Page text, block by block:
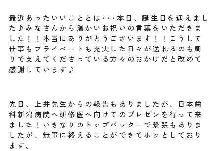
最近あったいいこととは･･･本日、誕生日を迎えまし
た♪みなさんから温かいお祝いの言葉をいただきま
した！！本当にありがとうございます！！こうして
仕事もプライベートも充実した日々が送れるのも周
りで支えてくださっている方々のおかげだと改めて
感謝しています♪
先日、上井先生からの報告もありましたが、日本歯
科新潟病院へ研修医へ向けてのプレゼンを行って来
ました！いきなりのトップバッターで緊張もありま
したが、無事に終えることができてホッとしており
ます。